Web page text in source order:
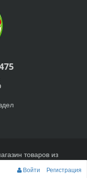
товаров из
Войти
Регистрация